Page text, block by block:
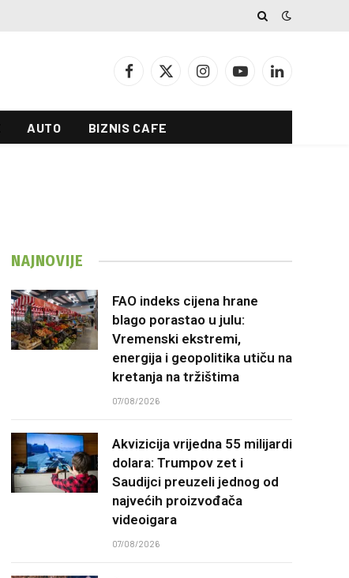
Facebook
X
InstagramYouTubeLinkedIn
AUTO BIZNIS CAFE
NAJNOVIJE
FAO indeks cijena hrane
blago porastao u julu:
Vremenski ekstremi,
energija i geopolitika utiču na
kretanja na tržištima
07/08/2026
Akvizicija vrijedna 55 milijardi
dolara: Trumpov zet i
Saudijci preuzeli jednog od
najvećih proizvođača
videoigara
07/08/2026